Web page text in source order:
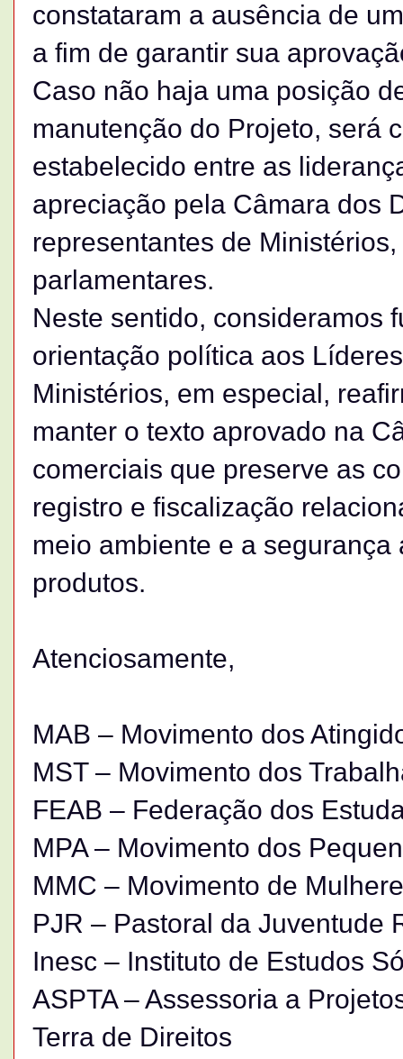
constataram a ausência de
a fim de garantir sua
Caso não haja uma posição
manutenção do Projeto, será
estabelecido entre as
apreciação pela Câmara dos
representantes de
parlamentares.
Neste sentido, consideramos
orientação política aos
Ministérios, em especial,
manter o texto aprovado na
comerciais que preserve as
registro e fiscalização
meio ambiente e a
produtos.
Atenciosamente,
MAB – Movimento dos
MST – Movimento dos
FEAB – Federação dos
MPA – Movimento dos
MMC – Movimento de
PJR – Pastoral da Juventude
Inesc – Instituto de Estudos
ASPTA – Assessoria a
Terra de Direitos